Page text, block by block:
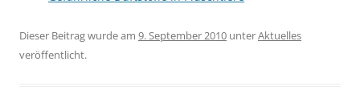
Dieser Beitrag wurde am 9. September 2010 unterAktuelles
veröffentlicht.